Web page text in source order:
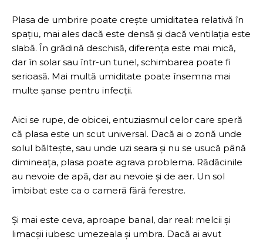
Plasa de umbrire poate crește umiditatea relativă în
spațiu, mai ales dacă este densă și dacă ventilația este
slabă. În grădină deschisă, diferența este mai mică,
dar în solar sau într-un tunel, schimbarea poate fi
serioasă. Mai multă umiditate poate însemna mai
multe șanse pentru infecții.
Aici se rupe, de obicei, entuziasmul celor care speră
că plasa este un scut universal. Dacă ai o zonă unde
solul băltește, sau unde uzi seara și nu se usucă până
dimineața, plasa poate agrava problema. Rădăcinile
au nevoie de apă, dar au nevoie și de aer. Un sol
îmbibat este ca o cameră fără ferestre.
Și mai este ceva, aproape banal, dar real: melcii și
limacșii iubesc umezeala și umbra. Dacă ai avut